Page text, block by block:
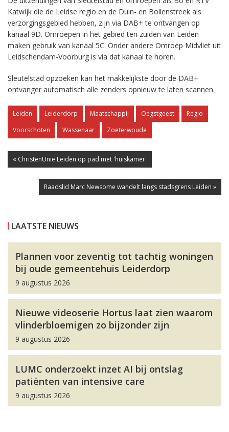
Katwijk die de Leidse regio en de Duin- en Bollenstreek als
verzorgingsgebied hebben, zijn via DAB+ te ontvangen op
kanaal 9D. Omroepen in het gebied ten zuiden van Leiden
maken gebruik van kanaal 5C. Onder andere Omroep Midvliet uit
Leidschendam-Voorburg is via dat kanaal te horen.
Sleutelstad opzoeken kan het makkelijkste door de DAB+
ontvanger automatisch alle zenders opnieuw te laten scannen.
Leiden Leiderdorp Maatschappij Oegstgeest
Regio
Voorschoten
Wassenaar Zoeterwoude
« ChristenUnie Leiden op pad met 'huiskamer'
Raadslid Marc Newsome wandelt langs stadsgrens Leiden »
LAATSTE NIEUWS
Plannen voor zeventig tot tachtig woningen
bij oude gemeentehuis Leiderdorp
9 augustus 2026
Nieuwe videoserie Hortus laat zien waarom
vlinderbloemigen zo bijzonder zijn
9 augustus 2026
LUMC onderzoekt inzet AI bij ontslag
patiënten van intensive care
9 augustus 2026